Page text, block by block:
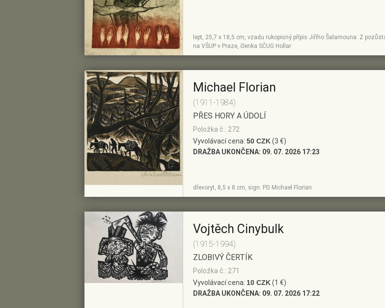
ZOBRAZIT
DETAIL
PŘIDAT DO
PŘEDVÝBĚRU
lept, 25,7 x 18,5 cm, vzadu rukopisný přípis Jiřího Šalamouna: Z
na VŠUP v Praze, členka SČUG Hollar
Michael Florian
(1911-1984)
PŘES HORY A ÚDOLÍ
Položka č.: 272
Vyvolávací cena: 50 CZK(3 €)
DRAŽBA UKONČENA: 09. 07. 2026 17:23
dřevoryt, 8,5 x 8 cm, sign. PD Michael Florian
Vojtěch Cinybulk
(1915-1994)
ZLOBIVÝ ČERTÍK
Položka č.: 271
Vyvolávací cena: 10 CZK(1 €)
DRAŽBA UKONČENA: 09. 07. 2026 17:22